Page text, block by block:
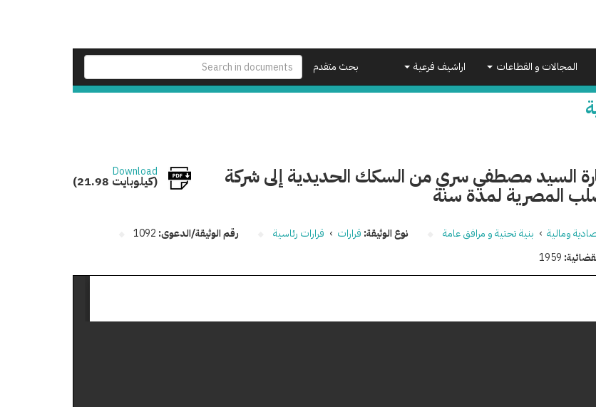
بحث متقدم
المجالات و القطاعات اراشيف فرعية
السيد مصطفي سري من السكك الحديدية إلى شركة
المصرية لمدة سنة
Download
(21.98 كيلوبايت)
ومالية › بنية تحتية و مرافق عامة نوع الوثيقة: قرارات › قرارات رئاسية رقم الوثيقة/الدعوى: 1092
1959